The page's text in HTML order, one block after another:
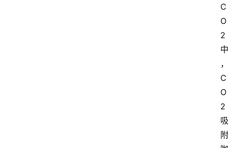
C
O
2
中
，
C
O
2
吸
附